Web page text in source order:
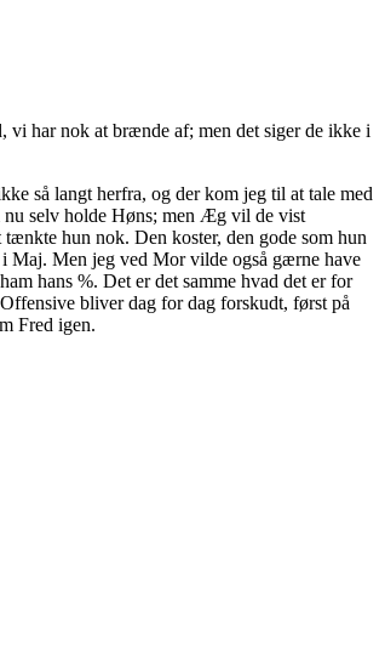
vi har nok at brænde af; men det siger de ikke i
så langt herfra, og der kom jeg til at tale med
nu selv holde Høns; men Æg vil de vist
hun nok. Den koster, den gode som hun
Maj. Men jeg ved Mor vilde også gærne have
hans %. Det er det samme hvad det er for
bliver dag for dag forskudt, først på
Fred igen.